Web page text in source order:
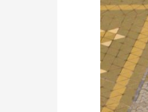
el
enigma
del
santo